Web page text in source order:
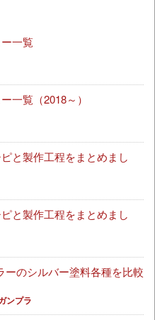
一覧
一覧（2018～）
と製作工程をまとめまし
と製作工程をまとめまし
ーのシルバー塗料各種を比較
ンプラ